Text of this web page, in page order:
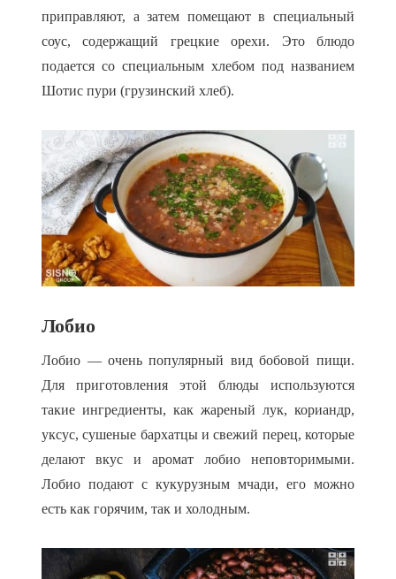
приправляют, а затем помещают в специальный
соус, содержащий грецкие орехи. Это блюдо
подается со специальным хлебом под названием
Шотис пури (грузинский хлеб).
Лобио
Лобио — очень популярный вид бобовой пищи.
Для приготовления этой блюды используются
такие ингредиенты, как жареный лук, кориандр,
уксус, сушеные бархатцы и свежий перец, которые
делают вкус и аромат лобио неповторимыми.
Лобио подают с кукурузным мчади, его можно
есть как горячим, так и холодным.